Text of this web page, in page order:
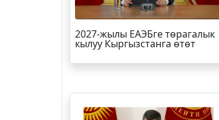
2027-жылы ЕАЭБге төрагалык
кылуу Кыргызстанга өтөт